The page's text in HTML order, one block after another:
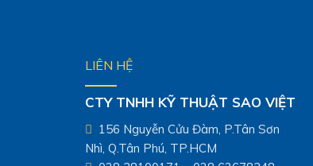
LIÊN HỆ
CTY TNHH KỸ THUẬT SAO VIỆT
156 Nguyễn Cửu Đàm, P.Tân Sơn
Nhì, Q.Tân Phú, TP.HCM